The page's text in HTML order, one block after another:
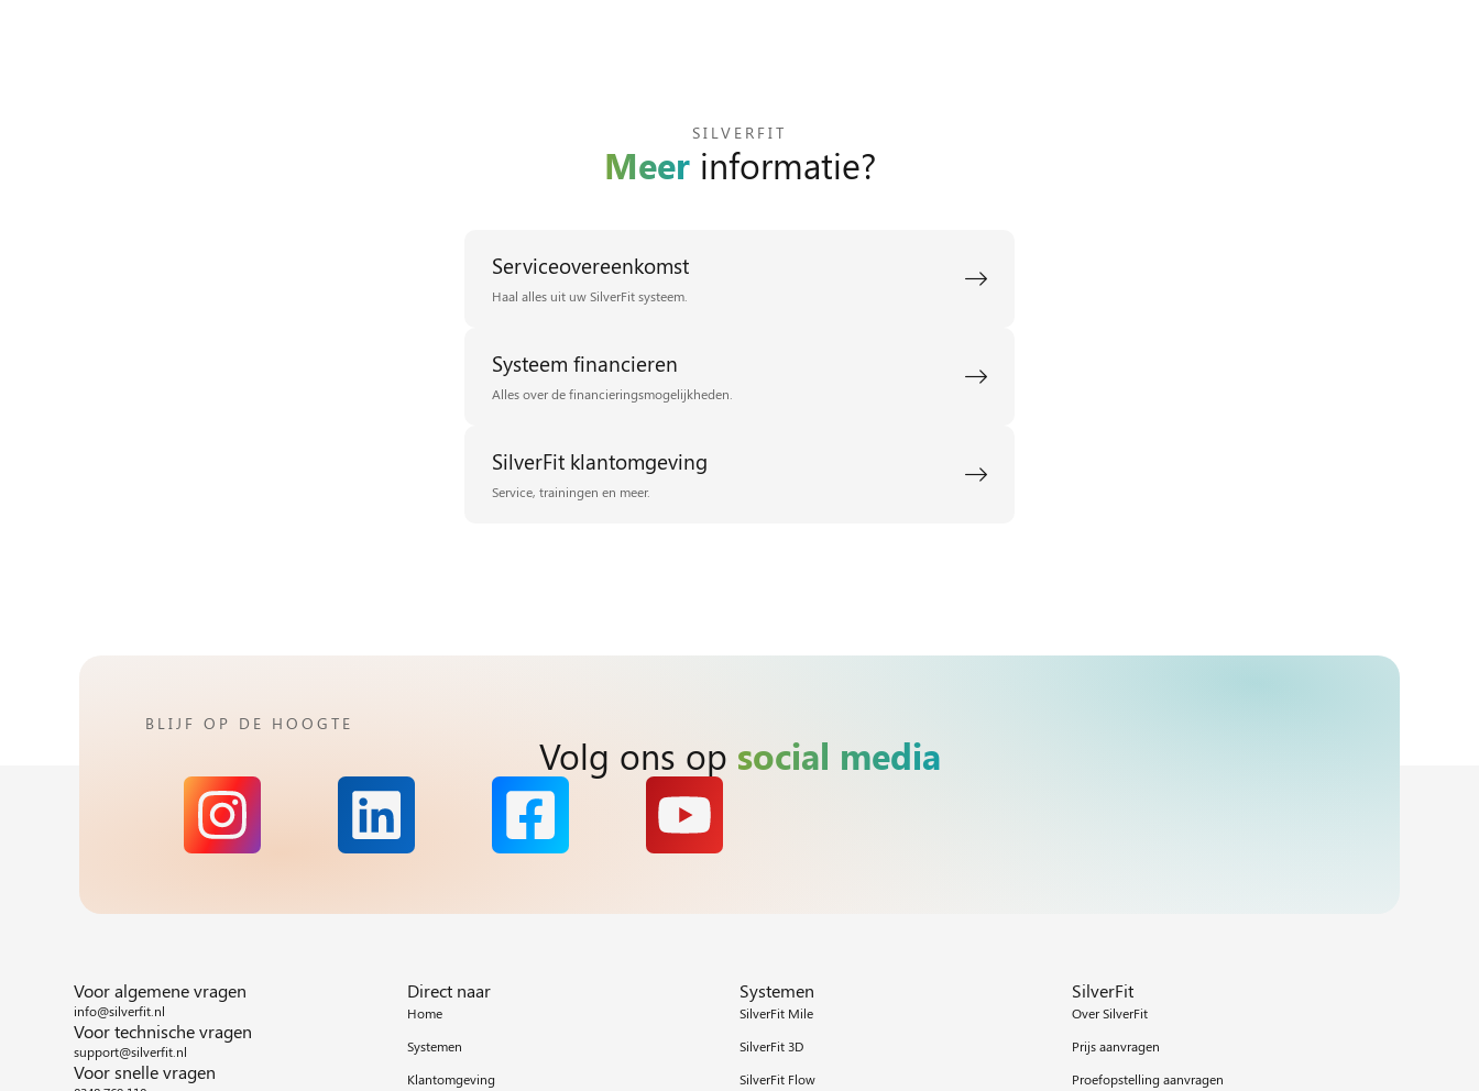
SILVERFIT
Meerinformatie?
Serviceovereenkomst
Haal alles uit uw SilverFit systeem.
Systeem financieren
Alles over de financieringsmogelijkheden.
SilverFit klantomgeving
Service, trainingen en meer.
BLIJF OP DE HOOGTE
Volg ons op social media
Voor algemene vragen
info@silverfit.nl
Voor technische vragen
support@silverfit.nl
Voor snelle vragen
Direct naar
Home
Systemen
Klantomgeving
Systemen
SilverFit Mile
SilverFit 3D
SilverFit Flow
SilverFit
Over SilverFit
Prijs aanvragen
Proefopstelling aanvragen